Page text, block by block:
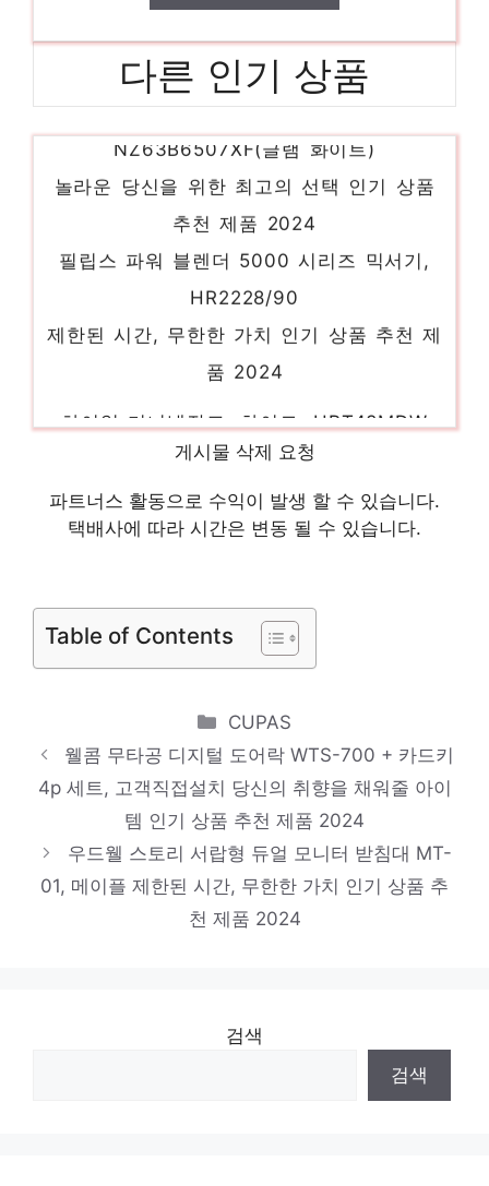
다른 인기 상품
삼성전자 BESPOKE 빌트인 인덕션 3구,
놀라운 당신을 위한 최고의 선택 인기 상품
추천 제품 2024
필립스 파워 블렌더 5000 시리즈 믹서기,
HR2228/90
제한된 시간, 무한한 가치 인기 상품 추천 제
품 2024
당신만을 위한 특별한 세트 인기 상품 추천
삼성전자 그랑데 건조기 DV17T8520BV
17kg 방문설치, 블랙 케비어
제품 2024
국내생산 크로바 냉온수기 B26A
에스벤 무소음 에어 써큘레이터 스탠드 선풍
기
눈부신 스타일, 당신을 위해 인기 상품 추천
제품 2024
게시물 삭제 요청
파트너스 활동으로 수익이 발생 할 수 있습니다.
택배사에 따라 시간은 변동 될 수 있습니다.
Table of Contents
Categories
CUPAS
웰콤 무타공 디지털 도어락 WTS-700 + 카드키
4p 세트, 고객직접설치 당신의 취향을 채워줄 아이
템 인기 상품 추천 제품 2024
우드웰 스토리 서랍형 듀얼 모니터 받침대 MT-
01, 메이플 제한된 시간, 무한한 가치 인기 상품 추
천 제품 2024
검색
검색